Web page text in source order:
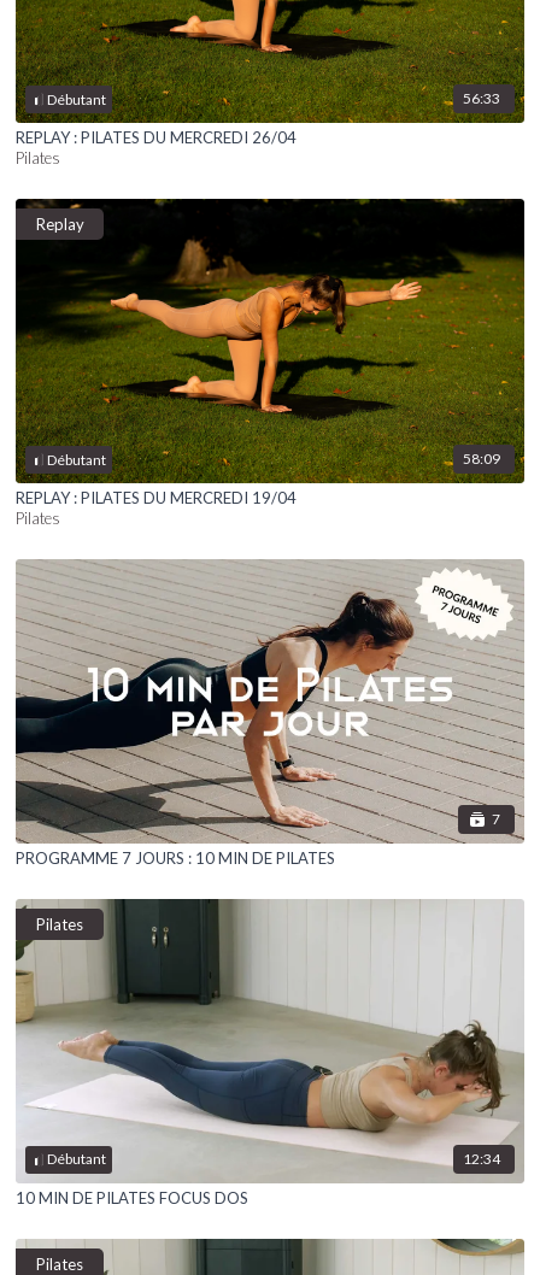
Débutant 56:33
REPLAY : PILATES DU MERCREDI 26/04
Pilates
Débutant
Replay
58:09
REPLAY : PILATES DU MERCREDI 19/04
Pilates
7
PROGRAMME 7 JOURS : 10 MIN DE PILATES
Débutant
Pilates
12:34
10 MIN DE PILATES FOCUS DOS
Pilates